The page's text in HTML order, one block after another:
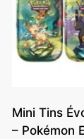
Mini Tins
– Pokémon